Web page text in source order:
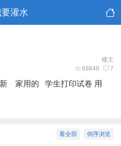
灌水
楼主
68848 7
家用的 学生打印试卷 用
倒序浏览
看全部